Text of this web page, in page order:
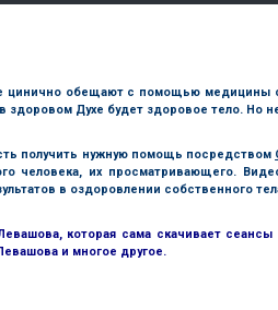
цинично обещают с помощью медицины
здоровом Духе будет здоровое тело. Но
получить нужную помощь посредством
человека, их просматривающего.
в оздоровлении собственного
которая сама скачивает
и многое другое.